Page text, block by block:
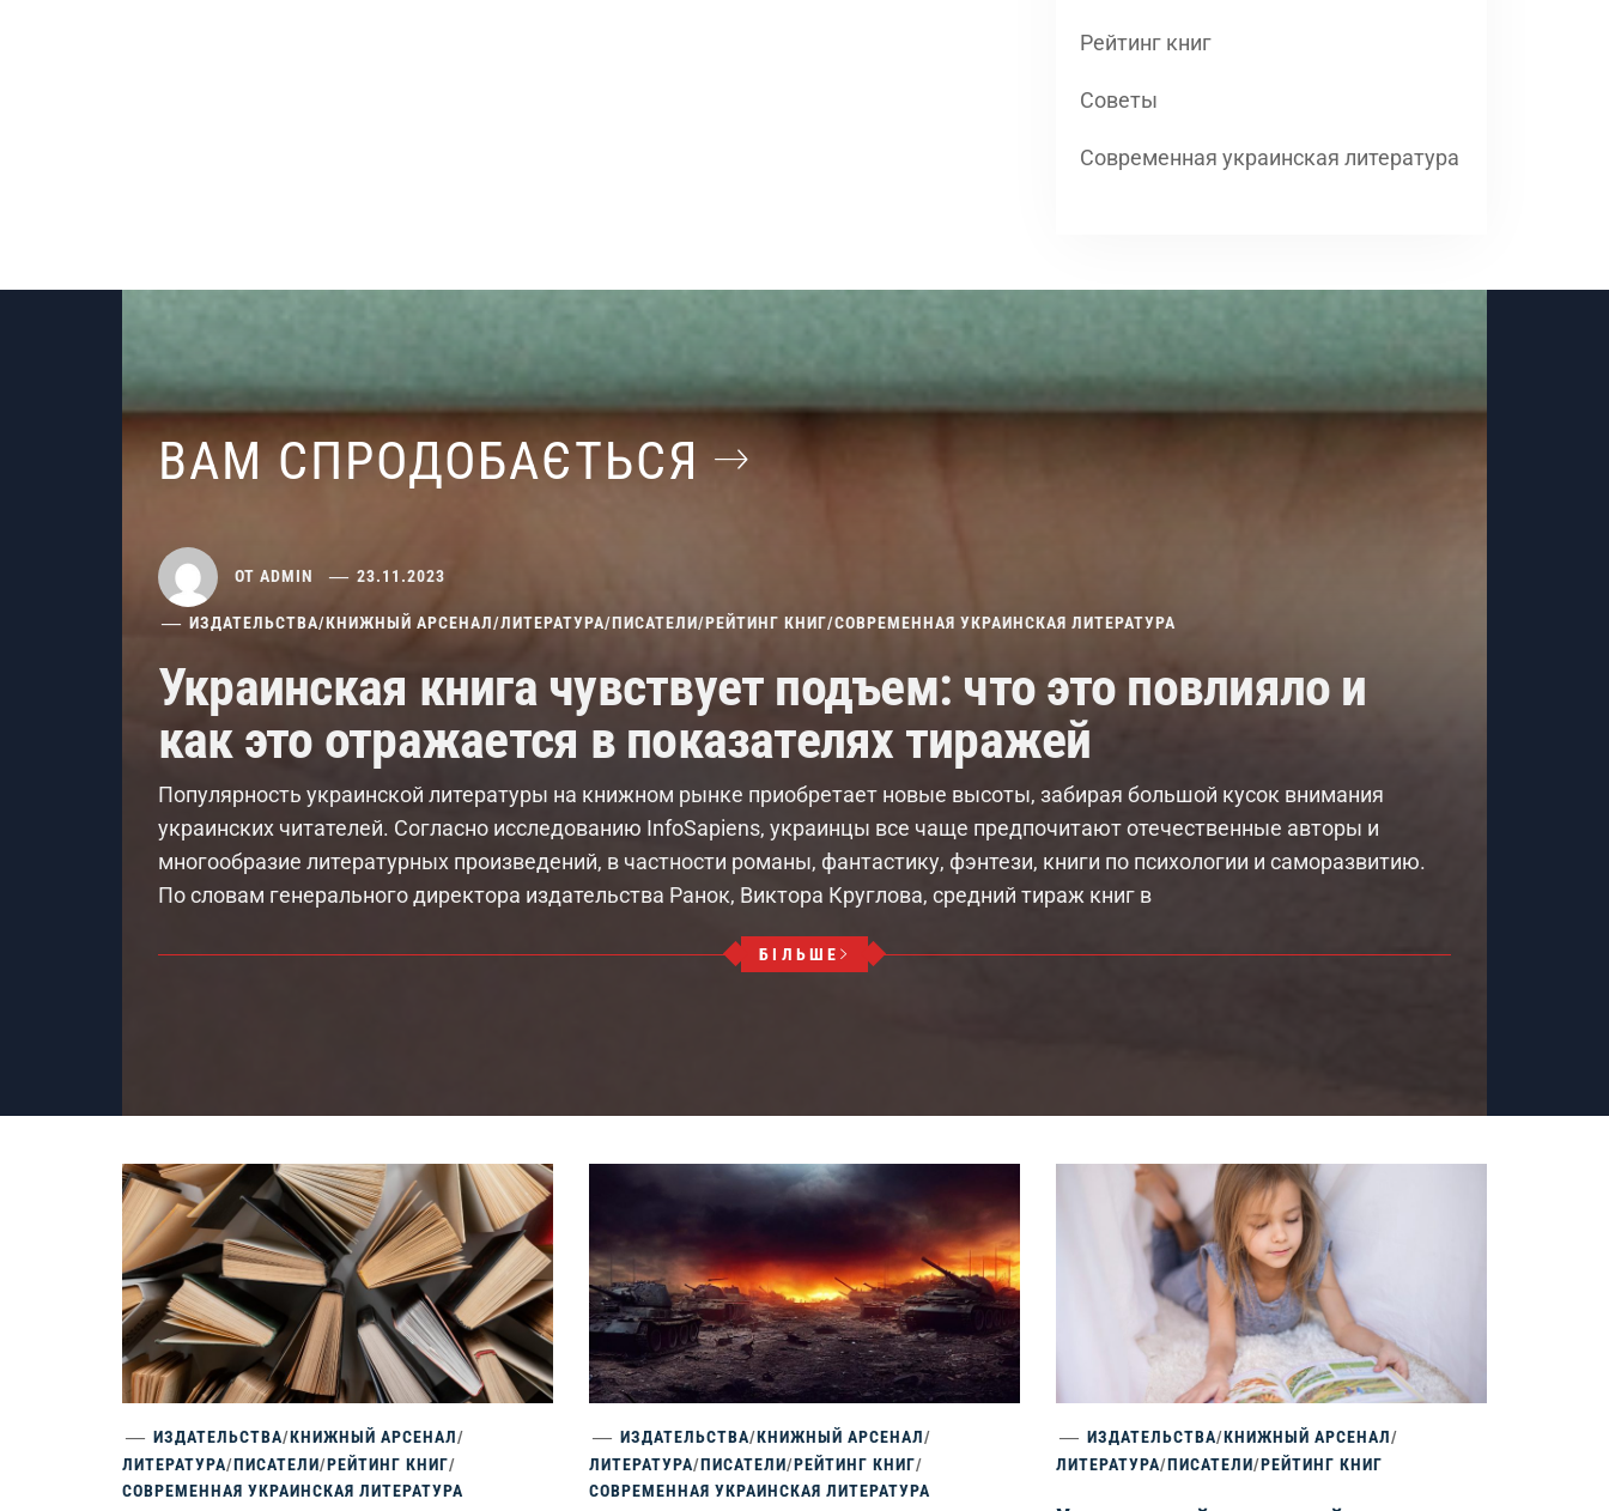
Рейтинг книг
Советы
Современная украинская литература
ВАМ СПРОДОБАЄТЬСЯ
ОТ ADMIN 23.11.2023
ИЗДАТЕЛЬСТВА/КНИЖНЫЙ АРСЕНАЛ/ЛИТЕРАТУРА/ПИСАТЕЛИ/РЕЙТИНГ КНИГ/СОВРЕМЕННАЯ УКРАИНСКАЯ ЛИТЕРАТУРА
Украинская книга чувствует подъем: что это повлияло и
как это отражается в показателях тиражей
Популярность украинской литературы на книжном рынке приобретает новые высоты, забирая большой кусок внимания
украинских читателей. Согласно исследованию InfoSapiens, украинцы все чаще предпочитают отечественные авторы и
многообразие литературных произведений, в частности романы, фантастику, фэнтези, книги по психологии и саморазвитию.
По словам генерального директора издательства Ранок, Виктора Круглова, средний тираж книг в
БІЛЬШЕ
ИЗДАТЕЛЬСТВА/КНИЖНЫЙ АРСЕНАЛ/
ЛИТЕРАТУРА/ПИСАТЕЛИ/РЕЙТИНГ КНИГ/
СОВРЕМЕННАЯ УКРАИНСКАЯ ЛИТЕРАТУРА
ИЗДАТЕЛЬСТВА/КНИЖНЫЙ АРСЕНАЛ/
ЛИТЕРАТУРА/ПИСАТЕЛИ/РЕЙТИНГ КНИГ/
СОВРЕМЕННАЯ УКРАИНСКАЯ ЛИТЕРАТУРА
ИЗДАТЕЛЬСТВА/КНИЖНЫЙ АРСЕНАЛ/
ЛИТЕРАТУРА/ПИСАТЕЛИ/РЕЙТИНГ КНИГ